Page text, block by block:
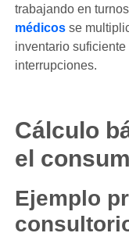
trabajando en
médicosse
inventario
interrupciones.
Cálculo
el
Ejemplo